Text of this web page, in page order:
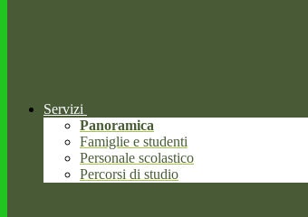
Servizi
Panoramica
Famiglie e studenti
Personale scolastico
Percorsi di studio